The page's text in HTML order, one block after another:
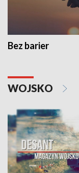
Bez barier
WOJSKO